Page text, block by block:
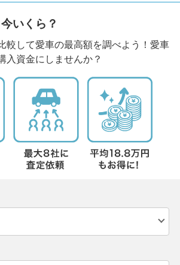
いくら？
較して愛車の最高額を調べよう！愛車
入資金にしませんか？